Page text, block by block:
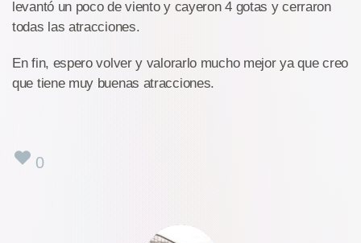
levantó un poco de viento y cayeron 4 gotas y cerraron
todas las atracciones.
En fin, espero volver y valorarlo mucho mejor ya que creo
que tiene muy buenas atracciones.
0